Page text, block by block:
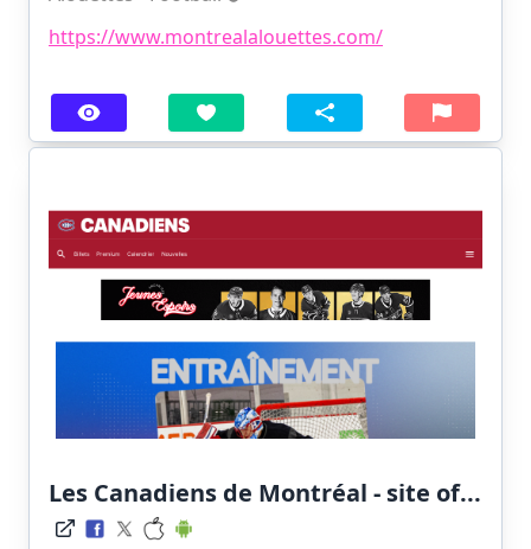
https://www.montrealalouettes.com/
Les Canadiens de Montréal - site of...